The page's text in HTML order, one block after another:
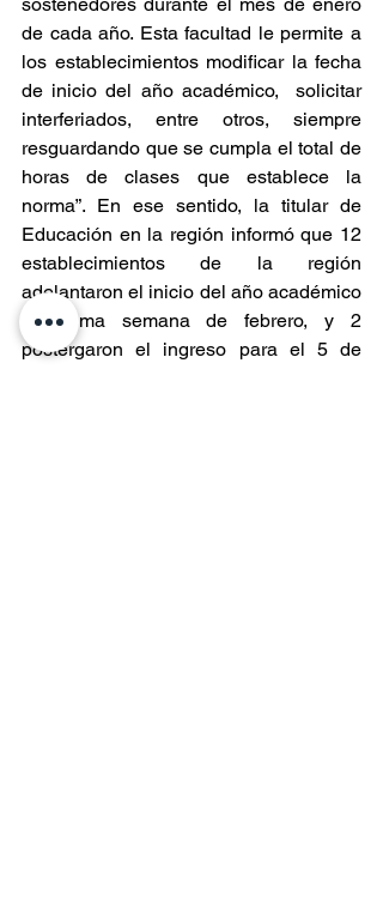
de cada año. Esta facultad le permite a
los establecimientos modificar la fecha
de inicio del año académico,  solicitar
interferiados, entre otros, siempre
resguardando que se cumpla el total de
horas de clases que establece la
norma”. En ese sentido, la titular de
Educación en la región informó que 12
establecimientos de la región
adelantaron el inicio del año académico
la última semana de febrero, y 2
postergaron el ingreso para el 5 de